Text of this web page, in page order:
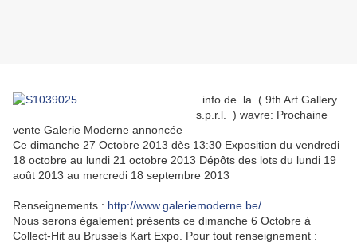
info de la ( 9th Art Gallery
s.p.r.l. ) wavre: Prochaine
vente Galerie Moderne annoncée
Ce dimanche 27 Octobre 2013 dès 13:30 Exposition du vendredi
18 octobre au lundi 21 octobre 2013 Dépôts des lots du lundi 19
août 2013 au mercredi 18 septembre 2013
Renseignements : http://www.galeriemoderne.be/
Nous serons également présents ce dimanche 6 Octobre à
Collect-Hit au Brussels Kart Expo. Pour tout renseignement :